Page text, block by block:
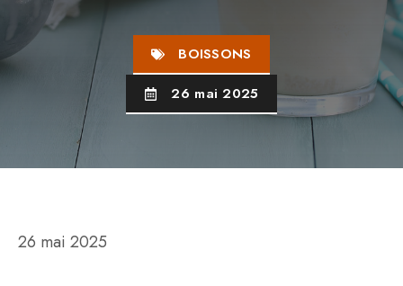
BOISSONS
26 mai 2025
26 mai 2025